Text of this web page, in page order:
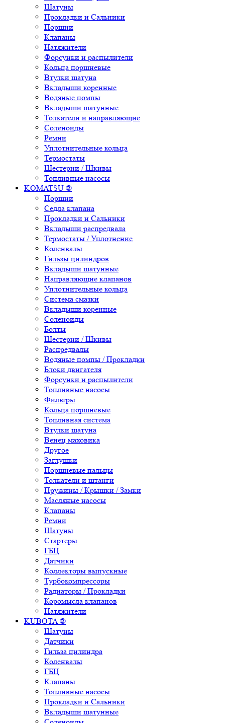
Шатуны
Прокладки и Сальники
Поршни
Клапаны
Натяжители
Форсунки и распылители
Кольца поршневые
Втулки шатуна
Вкладыши коренные
Водяные помпы
Вкладыши шатунные
Толкатели и направляющие
Соленоиды
Ремни
Уплотнительные кольца
Термостаты
Шестерни / Шкивы
Топливные насосы
KOMATSU ®
Поршни
Седла клапана
Прокладки и Сальники
Вкладыши распредвала
Термостаты / Уплотнение
Коленвалы
Гильзы цилиндров
Вкладыши шатунные
Направляющие клапанов
Уплотнительные кольца
Система смазки
Вкладыши коренные
Соленоиды
Болты
Шестерни / Шкивы
Распредвалы
Водяные помпы / Прокладки
Блоки двигателя
Форсунки и распылители
Топливные насосы
Фильтры
Кольца поршневые
Топливная система
Втулки шатуна
Венец маховика
Другое
Заглушки
Поршневые пальцы
Толкатели и штанги
Пружины / Крышки / Замки
Масляные насосы
Клапаны
Ремни
Шатуны
Стартеры
ГБЦ
Датчики
Коллекторы выпускные
Турбокомпрессоры
Радиаторы / Прокладки
Коромысла клапанов
Натяжители
KUBOTA ®
Шатуны
Датчики
Гильза цилиндра
Коленвалы
ГБЦ
Клапаны
Топливные насосы
Прокладки и Сальники
Вкладыши шатунные